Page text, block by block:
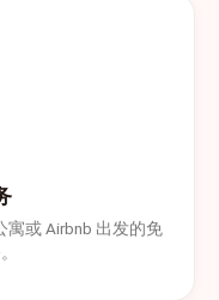
或 Airbnb 出发的免